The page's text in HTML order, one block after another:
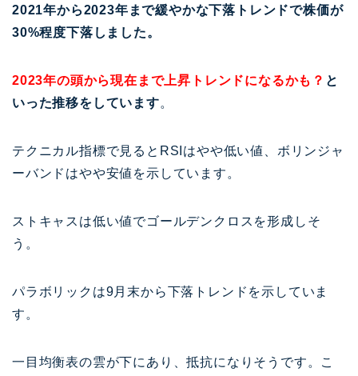
2021年から2023年まで緩やかな下落トレンドで株価が
30%程度下落しました。
2023年の頭から現在まで上昇トレンドになるかも？ と
いった推移をしています。
テクニカル指標で見るとRSIはやや低い値、ボリンジャ
ーバンドはやや安値を示しています。
ストキャスは低い値でゴールデンクロスを形成しそ
う。
パラボリックは9月末から下落トレンドを示していま
す。
一目均衡表の雲が下にあり、抵抗になりそうです。こ